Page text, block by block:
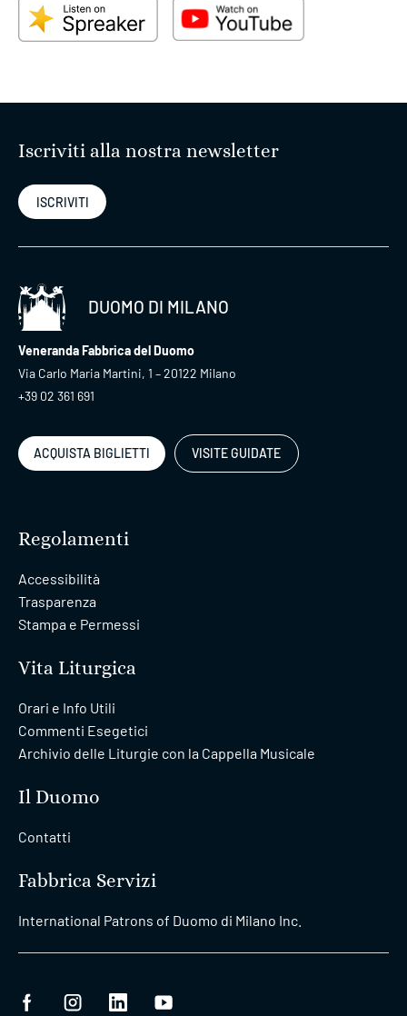
Iscriviti alla nostra newsletter
ISCRIVITI
DUOMO DI MILANO
Veneranda Fabbrica del Duomo
Via Carlo Maria Martini, 1 – 20122 Milano
+39 02 361 691
ACQUISTA BIGLIETTI VISITE GUIDATE
Regolamenti
Accessibilità
Trasparenza
Stampa e Permessi
Vita Liturgica
Orari e Info Utili
Commenti Esegetici
Archivio delle Liturgie con la Cappella Musicale
Il Duomo
Contatti
Fabbrica Servizi
International Patrons of Duomo di Milano Inc.